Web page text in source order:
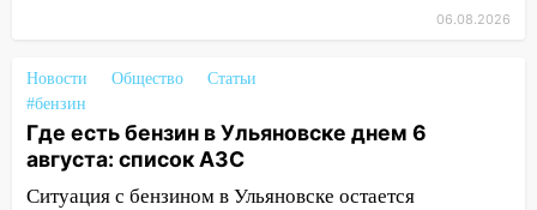
Ульяновцев приглашают на забег,
России
19:12
руководителя частной компании
наказали за сокрытие прошлого своего
сотрудник
06.08.2026
Новости Общество
Статьи
#бензин
Где есть бензин в Ульяновске днем 6
августа: список АЗС
Ситуация с бензином в Ульяновске остается